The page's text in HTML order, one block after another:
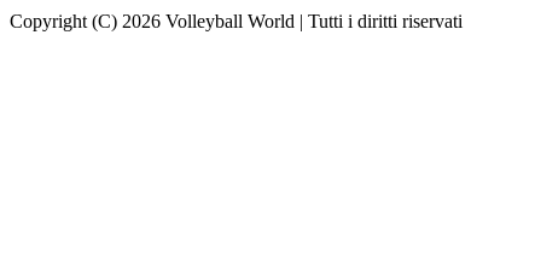
Copyright (C) 2026 Volleyball World | Tutti i diritti riservati